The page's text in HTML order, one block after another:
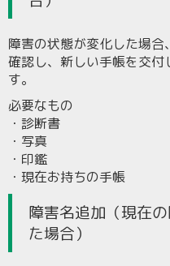
障害の状態が変化した場
確認し、新しい手帳を交
す。
必要なもの
・診断書
・写真
・印鑑
・現在お持ちの手帳
障害名追加（現在
た場合）